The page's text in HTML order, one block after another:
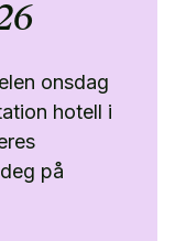
onsdag
hotell i
på